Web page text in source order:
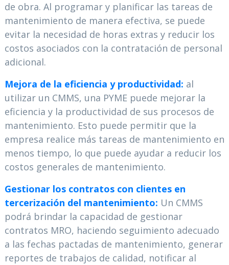
de obra. Al programar y planificar las tareas de
mantenimiento de manera efectiva, se puede
evitar la necesidad de horas extras y reducir los
costos asociados con la contratación de personal
adicional.
Mejora de la eficiencia y productividad: al
utilizar un CMMS, una PYME puede mejorar la
eficiencia y la productividad de sus procesos de
mantenimiento. Esto puede permitir que la
empresa realice más tareas de mantenimiento en
menos tiempo, lo que puede ayudar a reducir los
costos generales de mantenimiento.
Gestionar los contratos con clientes en
tercerización del mantenimiento: Un CMMS
podrá brindar la capacidad de gestionar
contratos MRO, haciendo seguimiento adecuado
a las fechas pactadas de mantenimiento, generar
reportes de trabajos de calidad, notificar al